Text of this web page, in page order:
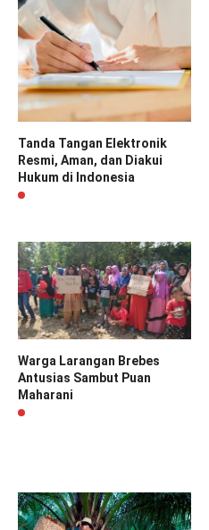
Tanda Tangan Elektronik
Resmi, Aman, dan Diakui
Hukum di Indonesia
Warga Larangan Brebes
Antusias Sambut Puan
Maharani